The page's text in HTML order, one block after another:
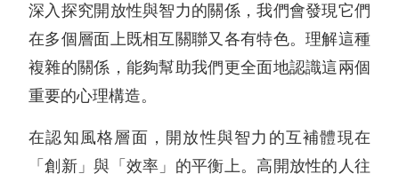
深入探究開放性與智力的關係，我們會發現它們
在多個層面上既相互關聯又各有特色。理解這種
複雜的關係，能夠幫助我們更全面地認識這兩個
重要的心理構造。
在認知風格層面，開放性與智力的互補體現在
「創新」與「效率」的平衡上。高開放性的人往